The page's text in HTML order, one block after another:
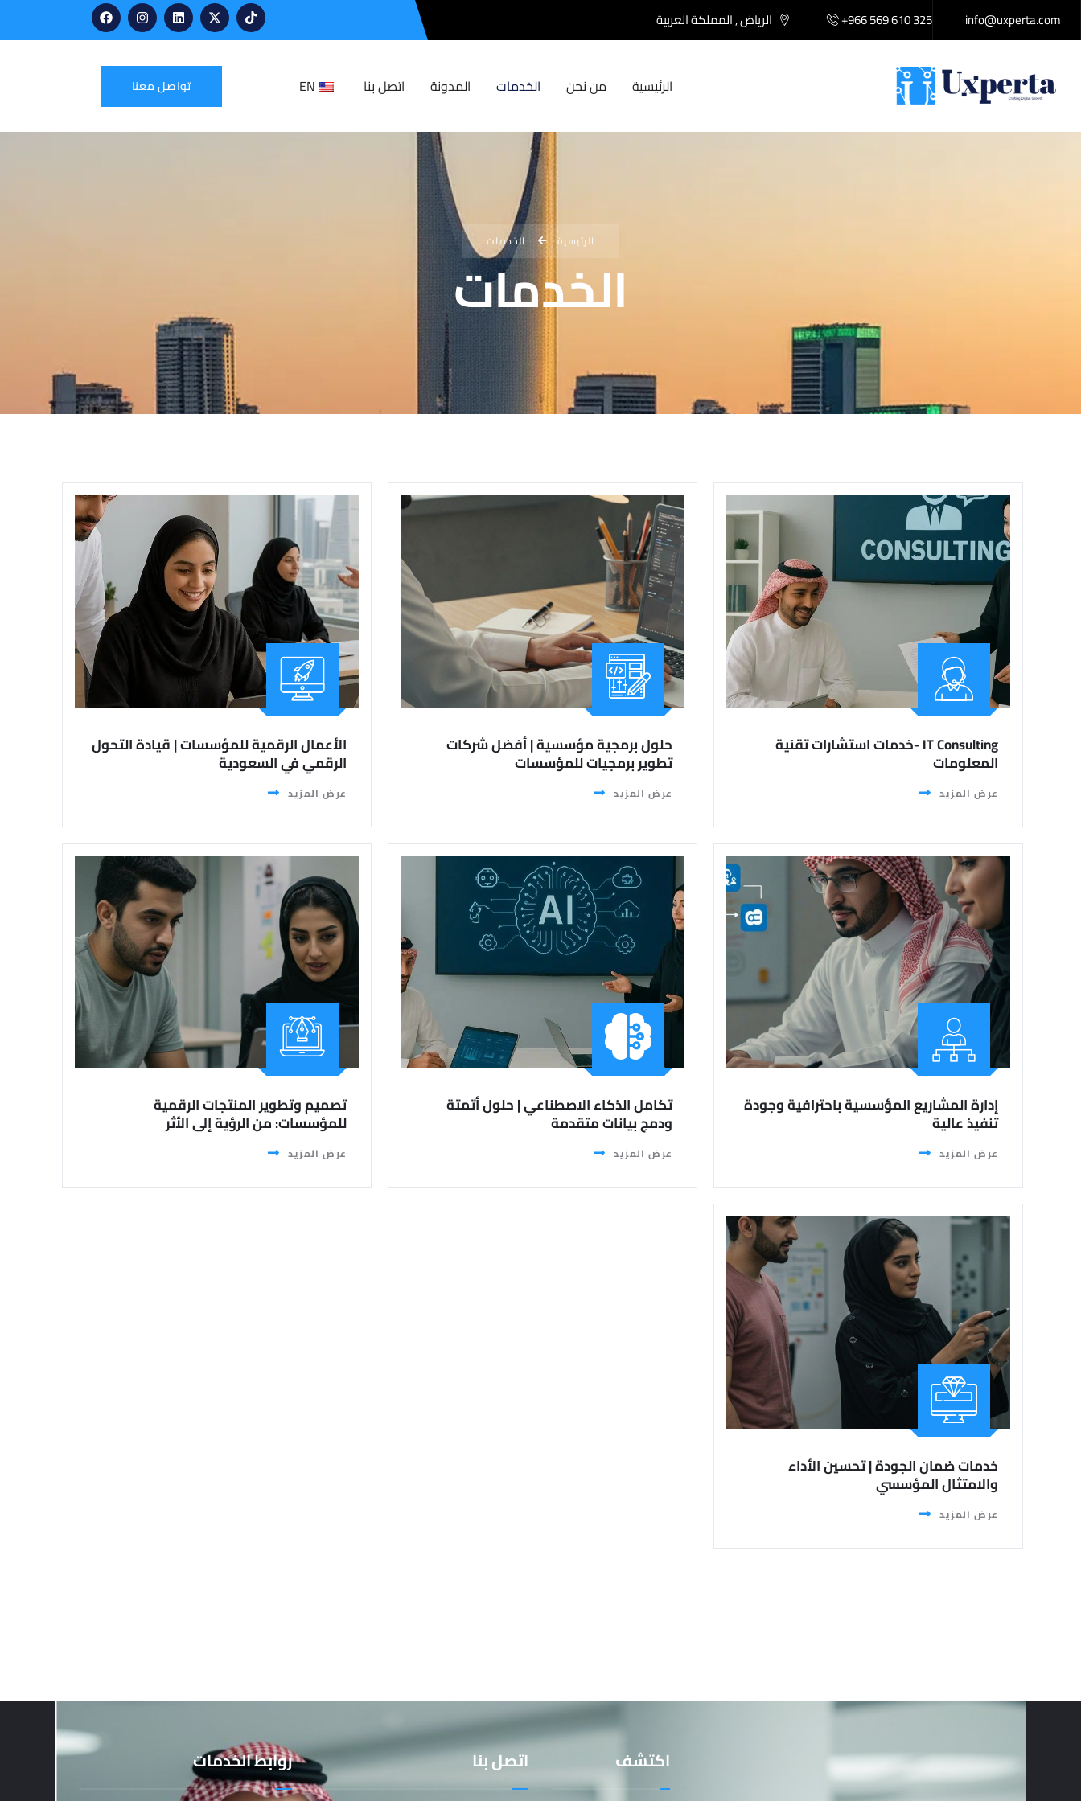
+966 569 610 325 الرياض , المملكة العربية
الرئيسية من نحن الخدمات المدونة اتصل بنا EN تواصل معنا
الرئيسية الخدمات
الخدمات
IT Consulting -خدمات استشارات تقنية
المعلومات
عرض المزيد
حلول برمجية مؤسسية | أفضل شركات
تطوير برمجيات للمؤسسات
عرض المزيد
الأعمال الرقمية للمؤسسات | قيادة التحول
الرقمي في السعودية
عرض المزيد
إدارة المشاريع المؤسسية باحترافية وجودة
تنفيذ عالية
عرض المزيد
تكامل الذكاء الاصطناعي | حلول أتمتة
ودمج بيانات متقدمة
عرض المزيد
تصميم وتطوير المنتجات الرقمية
للمؤسسات: من الرؤية إلى الأثر
عرض المزيد
خدمات ضمان الجودة | تحسين الأداء
والامتثال المؤسسي
عرض المزيد
اكتشف اتصل بنا روابط الخدمات